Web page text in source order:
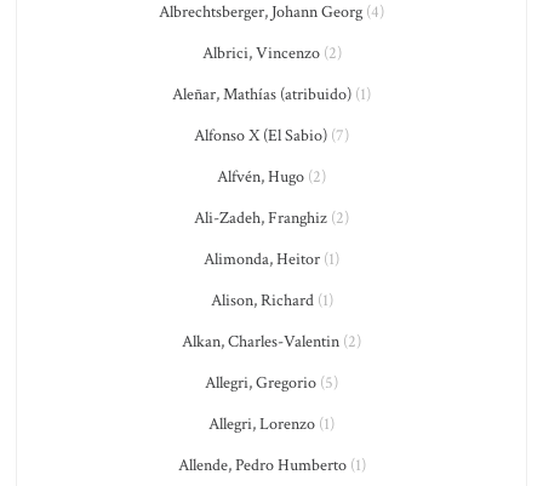
Albrechtsberger, Johann Georg (4)
Albrici, Vincenzo(2)
Aleñar, Mathías (atribuido) (1)
Alfonso X (El Sabio) (7)
Alfvén, Hugo (2)
Ali-Zadeh, Franghiz (2)
Alimonda, Heitor (1)
Alison, Richard(1)
Alkan, Charles-Valentin (2)
Allegri, Gregorio (5)
Allegri, Lorenzo (1)
Allende, Pedro Humberto(1)